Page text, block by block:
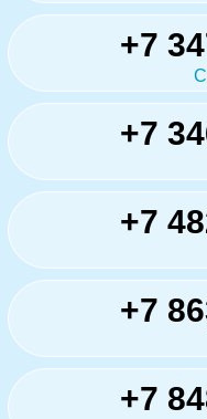
+7
+7
+7
+7
+7